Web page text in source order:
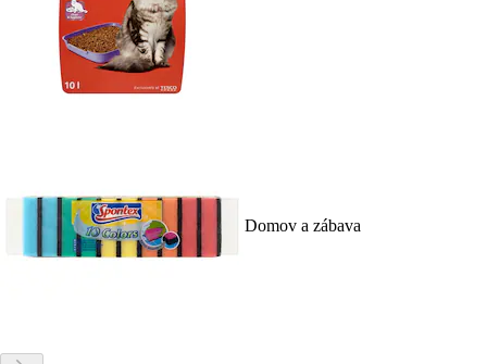
Domov a zábava